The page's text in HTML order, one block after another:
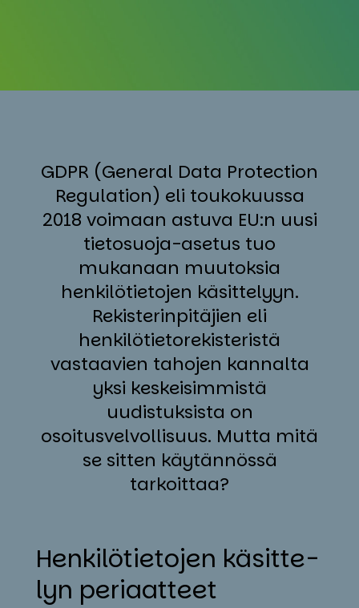
GDPR (General Data Protection
Regulation) eli toukokuussa
2018 voimaan astuva EU:n uusi
tietosuoja-asetus tuo
mukanaan muutoksia
henkilötietojen käsittelyyn.
Rekisterinpitäjien eli
henkilötietorekisteristä
vastaavien tahojen kannalta
yksi keskeisimmistä
uudistuksista on
osoitusvelvollisuus. Mutta mitä
se sitten käytännössä
tarkoittaa?
Hen­ki­lö­tie­to­jen kä­sit­te­
lyn pe­riaat­teet